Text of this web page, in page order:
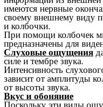
имеются нервные
своему внешнему виду
и колбочки.
При помощи колбочек
предназначены для
Слуховые ощущения
силе и тембре звука.
Интенсивность
зависит от амплитуды
от высоты звука.
Вкус и обоняние
Поскольку эти виды